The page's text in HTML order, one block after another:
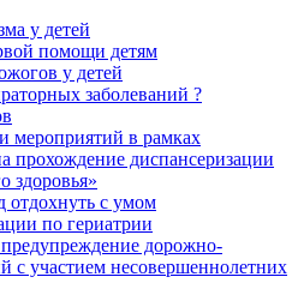
у детей
помощи детям
у детей
заболеваний ?
мероприятий в рамках
прохождение диспансеризации
здоровья»
отдохнуть с умом
по гериатрии
дорожно-
с участием несовершеннолетних